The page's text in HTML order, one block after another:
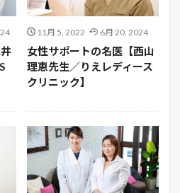
11月 5, 2022 6月 20, 2024
女性サポートの名医【西山
理恵先生／りえレディース
クリニック】